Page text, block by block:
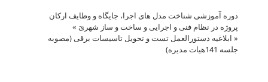
دوره آموزشی شناخت مدل های اجرا، جایگاه و وظایف ارکان
پروژه در نظام فنی و اجرایی و ساخت و ساز شهریَ »
« ابلاغیه دستورالعمل تست و تحویل تاسیسات برقی (مصوبه
جلسه 141هیات مدیره)